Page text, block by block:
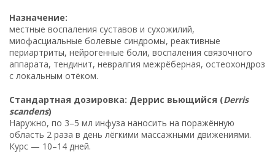
Назначение:
местные воспаления суставов и сухожилий,
миофасциальные болевые синдромы, реактивные
периартриты, нейрогенные боли, воспаления связочного
аппарата, тендинит, невралгия межрёберная, остеохондроз
с локальным отёком.
Стандартная дозировка: Деррис вьющийся (Derris
scandens)
Наружно, по 3–5 мл инфуза наносить на поражённую
область 2 раза в день лёгкими массажными движениями.
Курс — 10–14 дней.